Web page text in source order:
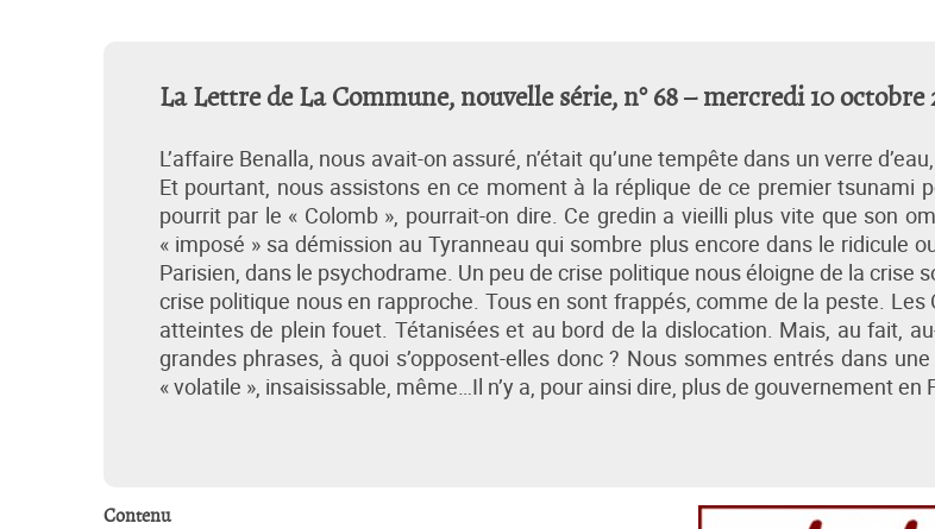
La Lettre de La Commune, nouvelle série, n° 68 – mercredi 10 octobre
L’affaire Benalla, nous avait-on assuré, n’était qu’une tempête dans un verre
Et pourtant, nous assistons en ce moment à la réplique de ce premier tsunami
pourrit par le « Colomb », pourrait-on dire. Ce gredin a vieilli plus vite que son
« imposé » sa démission au Tyranneau qui sombre plus encore dans le ridicule
Parisien, dans le psychodrame. Un peu de crise politique nous éloigne de la crise
crise politique nous en rapproche. Tous en sont frappés, comme de la peste. Les
atteintes de plein fouet. Tétanisées et au bord de la dislocation. Mais, au fait,
grandes phrases, à quoi s’opposent-elles donc ? Nous sommes entrés dans
« volatile », insaisissable, même…Il n’y a, pour ainsi dire, plus de gouvernement en
Contenu